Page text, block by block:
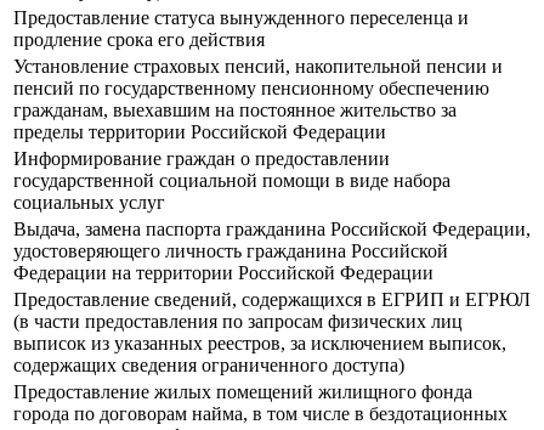
Предоставление статуса вынужденного переселенца и
продление срока его действия
Установление страховых пенсий, накопительной пенсии и
пенсий по государственному пенсионному обеспечению
гражданам, выехавшим на постоянное жительство за
пределы территории Российской Федерации
Информирование граждан о предоставлении
государственной социальной помощи в виде набора
социальных услуг
Выдача, замена паспорта гражданина Российской Федерации,
удостоверяющего личность гражданина Российской
Федерации на территории Российской Федерации
Предоставление сведений, содержащихся в ЕГРИП и ЕГРЮЛ
(в части предоставления по запросам физических лиц
выписок из указанных реестров, за исключением выписок,
содержащих сведения ограниченного доступа)
Предоставление жилых помещений жилищного фонда
города по договорам найма, в том числе в бездотационных